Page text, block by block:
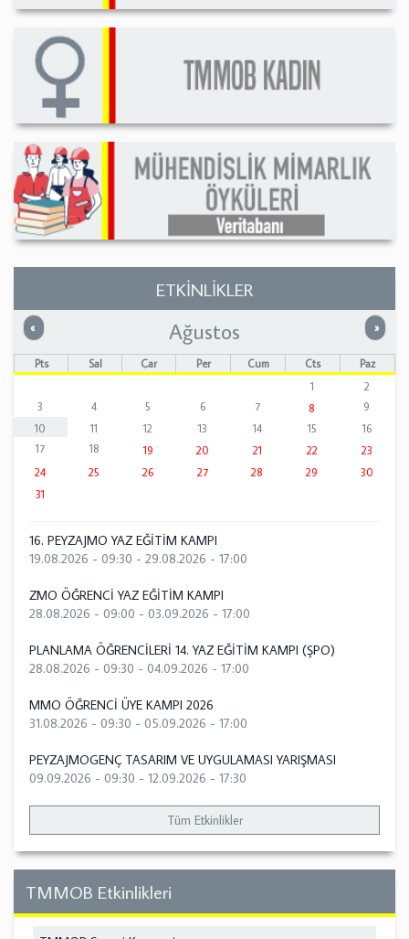
ETKİNLİKLER
« Önceki »
Ağustos
Pts Sal Çar Per Cum Cts
Paz
1
2
3
4 5 6 7 8
9
10
11 12 13 14 15
16
17
18 19 20 21 22
23
24
25 26 27 28 29
30
31
16. PEYZAJMO YAZ EĞİTİM KAMPI
19.08.2026 - 09:30 - 29.08.2026 - 17:00
ZMO ÖĞRENCİ YAZ EĞİTİM KAMPI
28.08.2026 - 09:00 - 03.09.2026 - 17:00
PLANLAMA ÖĞRENCİLERİ 14. YAZ EĞİTİM KAMPI (ŞPO)
28.08.2026 - 09:30 - 04.09.2026 - 17:00
MMO ÖĞRENCİ ÜYE KAMPI 2026
31.08.2026 - 09:30 - 05.09.2026 - 17:00
PEYZAJMOGENÇ TASARIM VE UYGULAMASI YARIŞMASI
09.09.2026 - 09:30 - 12.09.2026 - 17:30
Tüm Etkinlikler
TMMOB Etkinlikleri